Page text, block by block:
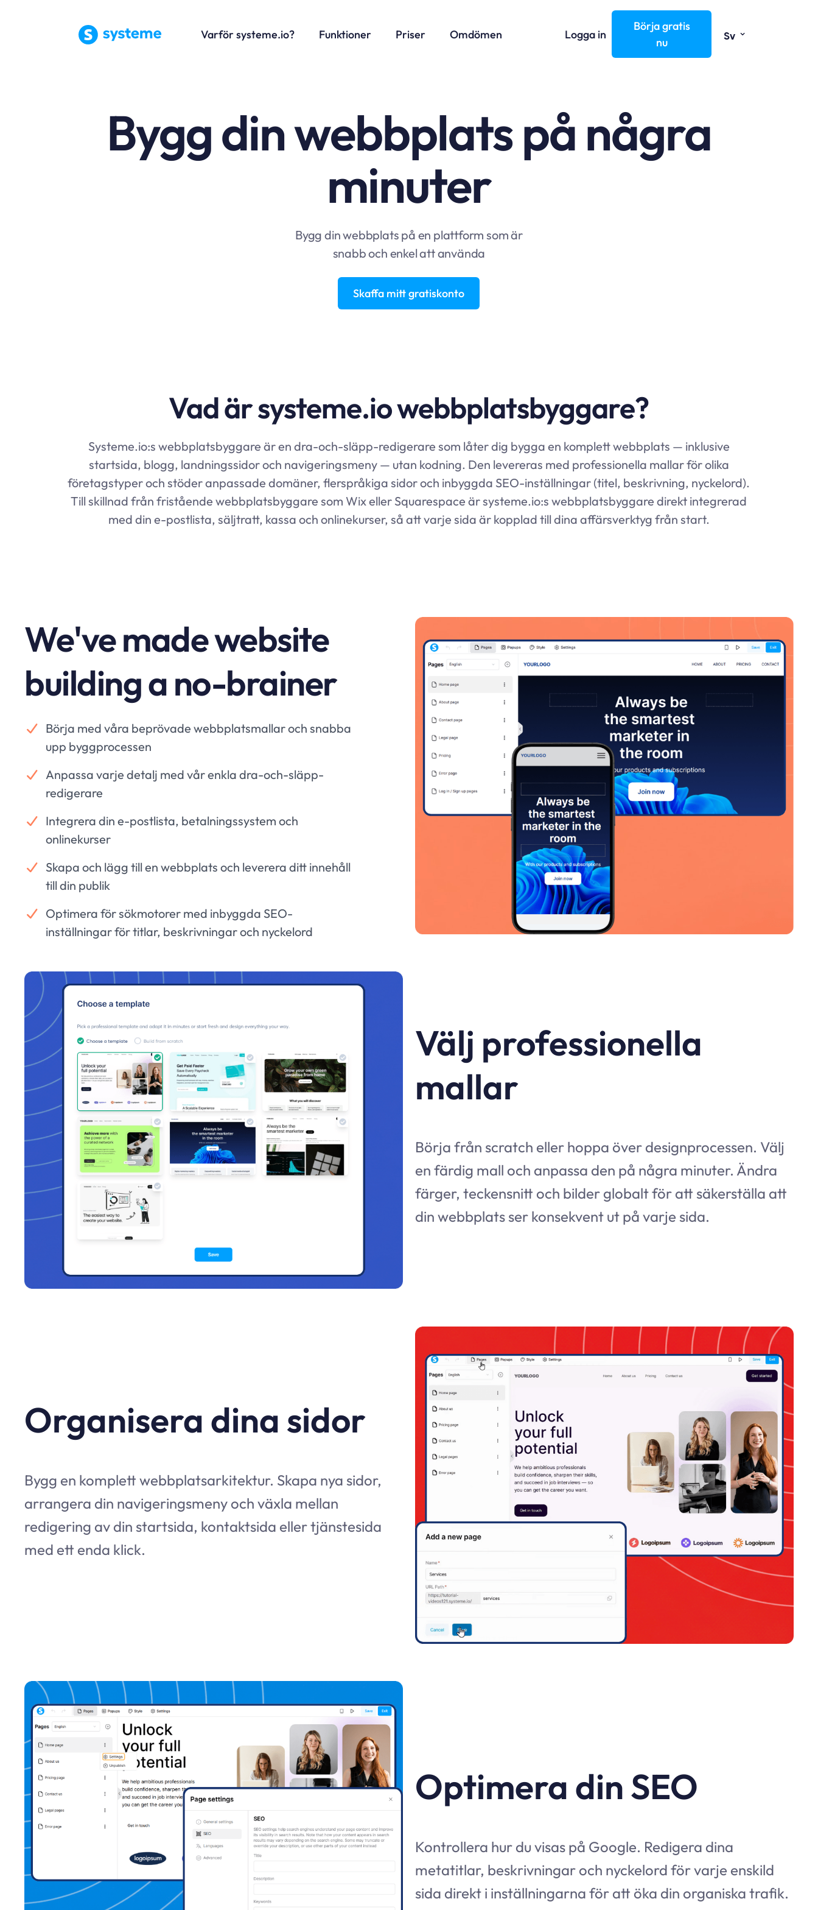
Varför systeme.io? Funktioner Priser Omdömen Logga in
Börja gratis
nu
Sv ⌄
Bygg din webbplats på några
minuter
Bygg din webbplats på en plattform som är
snabb och enkel att använda
Skaffa mitt gratiskonto
Vad är systeme.io webbplatsbyggare?
Systeme.io:s webbplatsbyggare är en dra-och-släpp-redigerare som låter dig bygga en komplett webbplats — inklusive
startsida, blogg, landningssidor och navigeringsmeny — utan kodning. Den levereras med professionella mallar för olika
företagstyper och stöder anpassade domäner, flerspråkiga sidor och inbyggda SEO-inställningar (titel, beskrivning, nyckelord).
Till skillnad från fristående webbplatsbyggare som Wix eller Squarespace ärsysteme.io:s webbplatsbyggare direkt integrerad
med din e-postlista, säljtratt, kassa och onlinekurser, så att varje sida är kopplad till dina affärsverktyg från start.
We've made website
building a no-brainer
Börja med våra beprövade webbplatsmallar och snabba
upp byggprocessen
Anpassa varje detalj med vår enkla dra-och-släpp-
redigerare
Integrera din e-postlista, betalningssystem och
onlinekurser
Skapa och lägg till en webbplats och leverera ditt innehåll
till din publik
Optimera för sökmotorer med inbyggda SEO-
inställningar för titlar, beskrivningar och nyckelord
Välj professionella
mallar
Börja från scratch eller hoppa över designprocessen. Välj
en färdig mall och anpassa den på några minuter. Ändra
färger, teckensnitt och bilder globalt för att säkerställa att
din webbplats ser konsekvent ut på varje sida.
Organisera dina sidor
Bygg en komplett webbplatsarkitektur. Skapa nya sidor,
arrangera din navigeringsmeny och växla mellan
redigering av din startsida, kontaktsida eller tjänstesida
med ett enda klick.
Optimera din SEO
Kontrollera hur du visas på Google. Redigera dina
metatitlar, beskrivningar och nyckelord för varje enskild
sida direkt i inställningarna för att öka din organiska trafik.